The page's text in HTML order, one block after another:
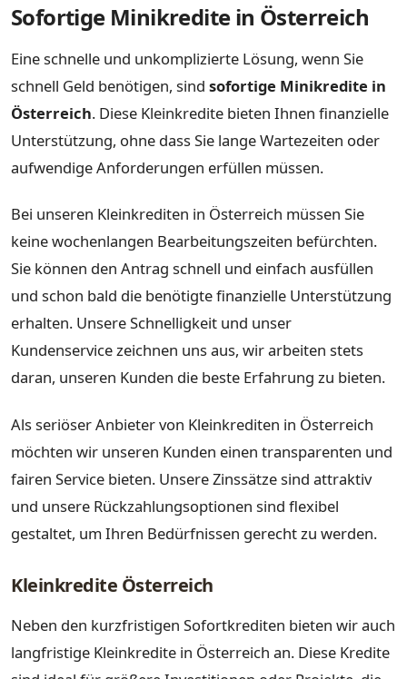
Sofortige Minikredite in Österreich
Eine schnelle und unkomplizierte Lösung, wenn Sie
schnell Geld benötigen, sind sofortige Minikredite in
Österreich. Diese Kleinkredite bieten Ihnen finanzielle
Unterstützung, ohne dass Sie lange Wartezeiten oder
aufwendige Anforderungen erfüllen müssen.
Bei unseren Kleinkrediten in Österreich müssen Sie
keine wochenlangen Bearbeitungszeiten befürchten.
Sie können den Antrag schnell und einfach ausfüllen
und schon bald die benötigte finanzielle Unterstützung
erhalten. Unsere Schnelligkeit und unser
Kundenservice zeichnen uns aus, wir arbeiten stets
daran, unseren Kunden die beste Erfahrung zu bieten.
Als seriöser Anbieter von Kleinkrediten in Österreich
möchten wir unseren Kunden einen transparenten und
fairen Service bieten. Unsere Zinssätze sind attraktiv
und unsere Rückzahlungsoptionen sind flexibel
gestaltet, um Ihren Bedürfnissen gerecht zu werden.
Kleinkredite Österreich
Neben den kurzfristigen Sofortkrediten bieten wir auch
langfristige Kleinkredite in Österreich an. Diese Kredite